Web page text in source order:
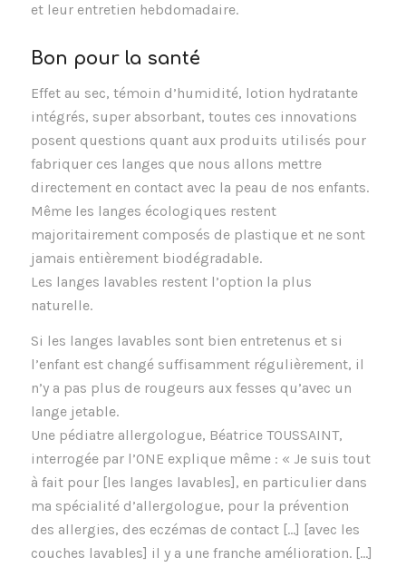
et leur entretien hebdomadaire.
Bon pour la santé
Effet au sec, témoin d’humidité, lotion hydratante
intégrés, super absorbant, toutes ces innovations
posent questions quant aux produits utilisés pour
fabriquer ces langes que nous allons mettre
directement en contact avec la peau de nos enfants.
Même les langes écologiques restent
majoritairement composés de plastique et ne sont
jamais entièrement biodégradable.
Les langes lavables restent l’option la plus
naturelle.
Si les langes lavables sont bien entretenus et si
l’enfant est changé suffisamment régulièrement, il
n’y a pas plus de rougeurs aux fesses qu’avec un
lange jetable.
Une pédiatre allergologue, Béatrice TOUSSAINT,
interrogée par l’ONE explique même : « Je suis tout
à fait pour [les langes lavables], en particulier dans
ma spécialité d’allergologue, pour la prévention
des allergies, des eczémas de contact […] [avec les
couches lavables] il y a une franche amélioration. […]